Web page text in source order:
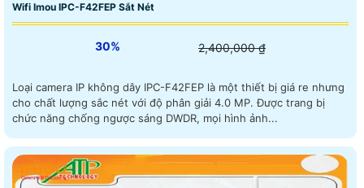
Wifi Imou IPC-F42FEP Sắt Nét
30% 2,400,000 ₫
Loại camera IP không dây IPC-F42FEP là một thiết bị giá re nhưng
cho chất lượng sắc nét với độ phân giải 4.0 MP. Được trang bị
chức năng chống ngược sáng DWDR, mọi hình ảnh...